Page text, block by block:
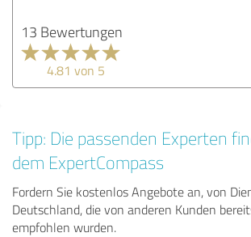
13 Bewertungen
4.81 von 5
Tipp: Die passenden Experten
dem ExpertCompass
Fordern Sie kostenlos Angebote an, von
Deutschland, die von anderen Kunden
empfohlen wurden.